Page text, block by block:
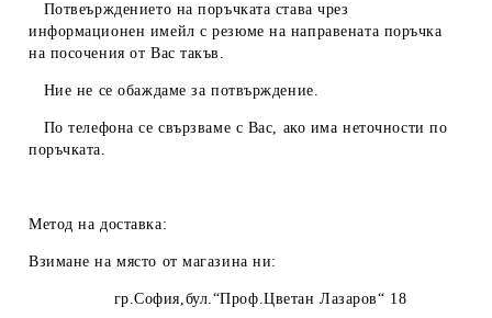
Потвеърждението на поръчката става чрез
информационен имейл с резюме на направената поръчка
на посочения от Вас такъв.
Ние не се обаждаме за потвърждение.
По телефона се свързваме с Вас, ако има неточности по
поръчката.
Метод на доставка:
Взимане на място от магазина ни:
гр.София,бул.“Проф.Цветан Лазаров“ 18